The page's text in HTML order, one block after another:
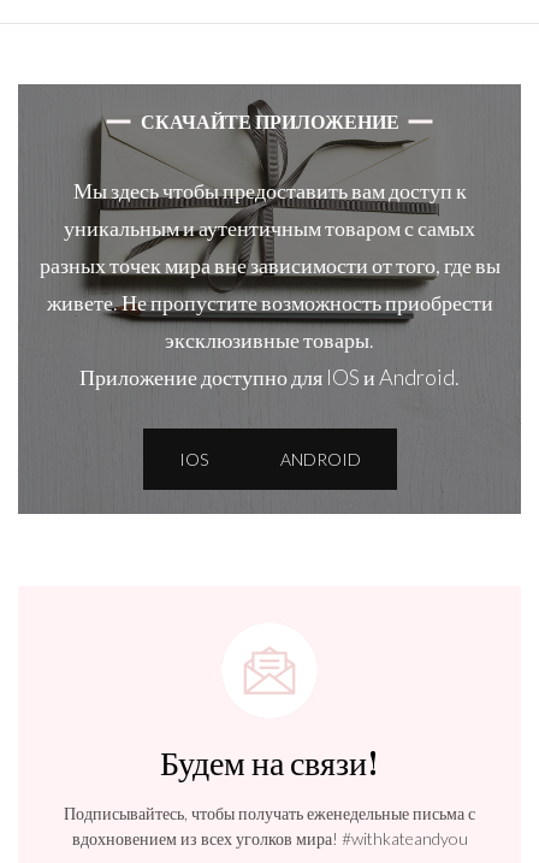
СКАЧАЙТЕ ПРИЛОЖЕНИЕ
Мы здесь чтобы предоставить вам доступ к
уникальным и аутентичным товаром с самых
разных точек мира вне зависимости от того, где вы
живете. Не пропустите возможность приобрести
эксклюзивные товары.
Приложение доступно для IOS и Android.
IOS ANDROID
Будем на связи!
Подписывайтесь, чтобы получать еженедельные письма с
вдохновением из всех уголков мира! #withkateandyou